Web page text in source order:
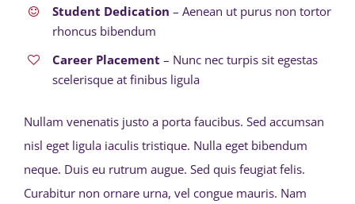
Student Dedication – Aenean ut purus non tortor
rhoncus bibendum
Career Placement – Nunc nec turpis sit egestas
scelerisque at finibus ligula
Nullam venenatis justo a porta faucibus. Sed accumsan
nisl eget ligula iaculis tristique. Nulla eget bibendum
neque. Duis eu rutrum augue. Sed quis feugiat felis.
Curabitur non ornare urna, vel congue mauris. Nam